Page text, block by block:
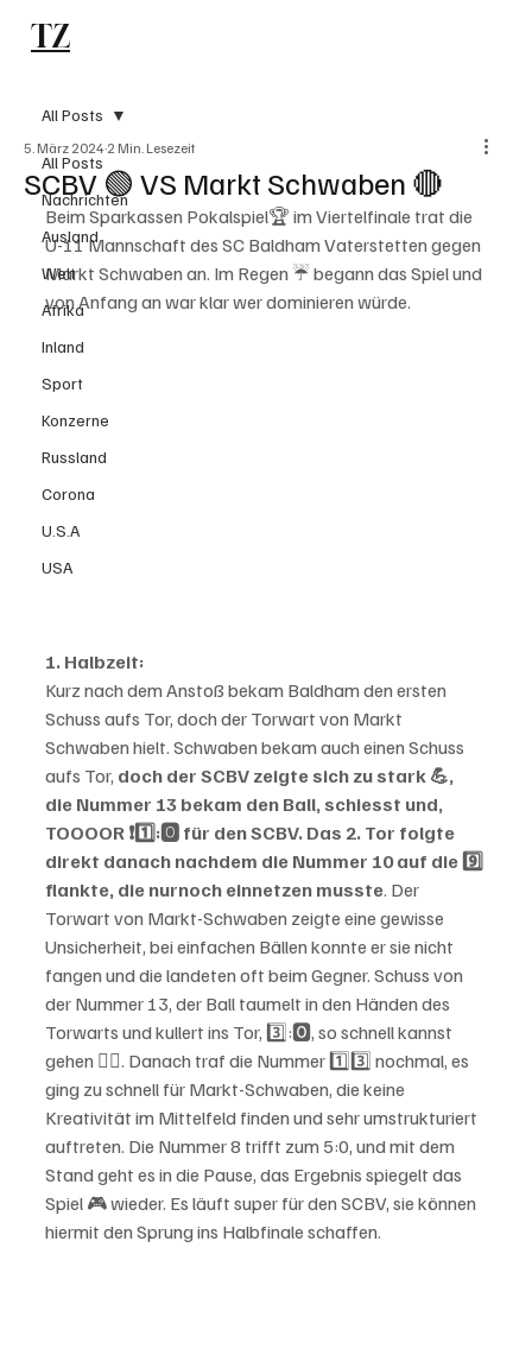
TZ
All Posts
Nachrichten
Ausland
Welt
Afrika
Inland
Sport
Konzerne
Russland
Corona
U.S.A
USA
All Posts
SCBV 🟢 VS Markt Schwaben 🔴
5. März 2024 2 Min. Lesezeit
Beim Sparkassen Pokalspiel🏆 im Viertelfinale trat die
U-11 Mannschaft des SC Baldham Vaterstetten gegen
Markt Schwaben an. Im Regen ☔️ begann das Spiel und
von Anfang an war klar wer dominieren würde.
1. Halbzeit:
Kurz nach dem Anstoß bekam Baldham den ersten
Schuss aufs Tor, doch der Torwart von Markt
Schwaben hielt. Schwaben bekam auch einen Schuss
aufs Tor, doch der SCBV zeigte sich zu stark 💪,
die Nummer 13 bekam den Ball, schiesst und,
TOOOOR ❗️1️⃣:🅾️ für den SCBV. Das 2. Tor folgte
direkt danach nachdem die Nummer 10 auf die 9️⃣
flankte, die nurnoch einnetzen musste. Der
Torwart von Markt-Schwaben zeigte eine gewisse
Unsicherheit, bei einfachen Bällen konnte er sie nicht
fangen und die landeten oft beim Gegner. Schuss von
der Nummer 13, der Ball taumelt in den Händen des
Torwarts und kullert ins Tor, 3️⃣:🅾️, so schnell kannst
gehen 🚶‍♂️. Danach traf die Nummer 1️⃣3️⃣ nochmal, es
ging zu schnell für Markt-Schwaben, die keine
Kreativität im Mittelfeld finden und sehr umstrukturiert
auftreten. Die Nummer 8 trifft zum 5:0, und mit dem
Stand geht es in die Pause, das Ergebnis spiegelt das
Spiel 🎮 wieder. Es läuft super für den SCBV, sie können
hiermit den Sprung ins Halbfinale schaffen.